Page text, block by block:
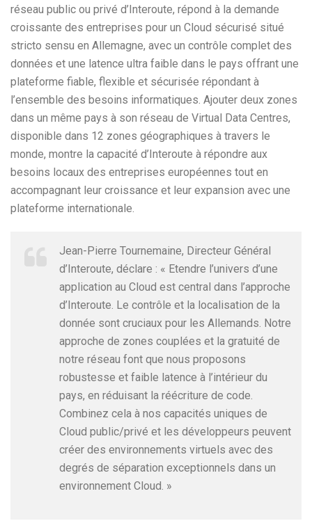
réseau public ou privé d’Interoute, répond à la demande
croissante des entreprises pour un Cloud sécurisé situé
stricto sensu en Allemagne, avec un contrôle complet des
données et une latence ultra faible dans le pays offrant une
plateforme fiable, flexible et sécurisée répondant à
l’ensemble des besoins informatiques. Ajouter deux zones
dans un même pays à son réseau de Virtual Data Centres,
disponible dans 12 zones géographiques à travers le
monde, montre la capacité d’Interoute à répondre aux
besoins locaux des entreprises européennes tout en
accompagnant leur croissance et leur expansion avec une
plateforme internationale.
Jean-Pierre Tournemaine, Directeur Général
d’Interoute, déclare : « Etendre l’univers d’une
application au Cloud est central dans l’approche
d’Interoute. Le contrôle et la localisation de la
donnée sont cruciaux pour les Allemands. Notre
approche de zones couplées et la gratuité de
notre réseau font que nous proposons
robustesse et faible latence à l’intérieur du
pays, en réduisant la réécriture de code.
Combinez cela à nos capacités uniques de
Cloud public/privé et les développeurs peuvent
créer des environnements virtuels avec des
degrés de séparation exceptionnels dans un
environnement Cloud. »